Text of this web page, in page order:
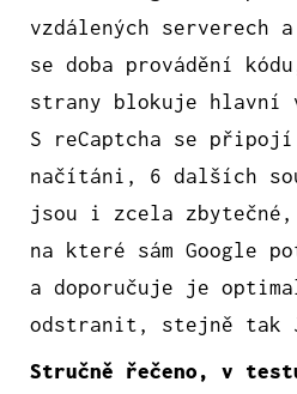
vzdálených serverech
se doba provádění
strany blokuje hlavní
S reCaptcha se
načítáni, 6 dalších
jsou i zcela
na které sám Google
a doporučuje je
odstranit, stejně tak
Stručně řečeno, v